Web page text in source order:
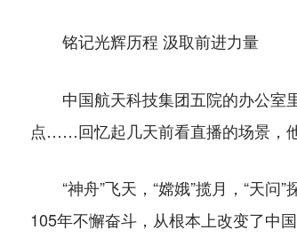
铭记光辉历程 汲取前进力量
中国航天科技集团五院的办公室
点……回忆起几天前看直播的场景，
“神舟”飞天，“嫦娥”揽月，“天问
105年不懈奋斗，从根本上改变了中